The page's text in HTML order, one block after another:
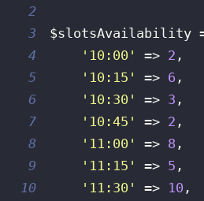
2
3
$slotsAvailability
4
'10:00' => 2 ,
5
'10:15' => 6 ,
6
'10:30' => 3 ,
7
'10:45' => 2 ,
8
'11:00' => 8 ,
9
'11:15' => 5 ,
10
'11:30' => 10 ,